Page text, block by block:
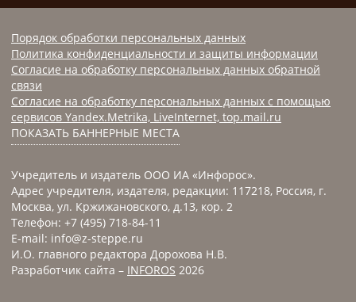
Порядок обработки персональных данных
Политика конфиденциальности и защиты информации
Согласие на обработку персональных данных обратной
связи
Согласие на обработку персональных данных с помощью
сервисов Yandex.Metrika, LiveInternet, top.mail.ru
ПОКАЗАТЬ БАННЕРНЫЕ МЕСТА
Учредитель и издатель ООО ИА «Инфорос».
Адрес учредителя, издателя, редакции: 117218, Россия, г.
Москва, ул. Кржижановского, д.13, кор. 2
Телефон: +7 (495) 718-84-11
E-mail: info@z-steppe.ru
И.О. главного редактора Дорохова Н.В.
Разработчик сайта – INFOROS 2026